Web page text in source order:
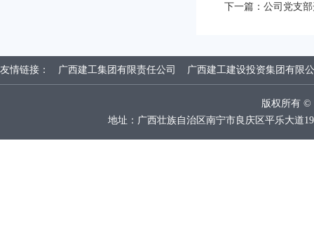
下一篇： 公司党支
友情链接： 广西建工集团有限责任公司 广西建工建设投资集团有限
版权所有
地址：广西壮族自治区南宁市良庆区平乐大